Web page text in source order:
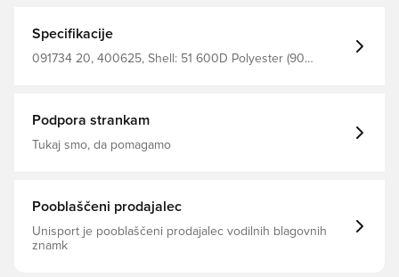
Specifikacije
091734 20, 400625, Shell: 51 600D Polyester (90
Podpora strankam
Tukaj smo, da pomagamo
Pooblaščeni prodajalec
Unisport je pooblaščeni prodajalec vodilnih blagovnih
znamk